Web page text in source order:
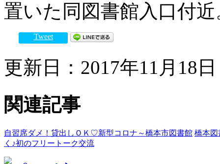
置いた同図書館入口付近
Tweet
更新日：2017年11月18
関連記事
自習席ダメ！貸出しＯＫ♡新型コロナ～橋本市図書館 橋本図
く♪初のフリートーク交流